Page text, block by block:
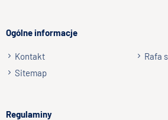
Ogólne informacje
Kontakt
Rafa
Sitemap
Regulaminy